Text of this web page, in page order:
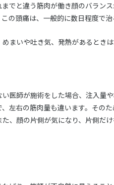
でと違う筋肉が働き顔のバラン
の頭痛は、一般的に数日程度で治
まいや吐き気、発熱があるとき
医師が施術をした場合、注入量
左右の筋肉量も違います。そのた
た、顔の片側が気になり、片側だ